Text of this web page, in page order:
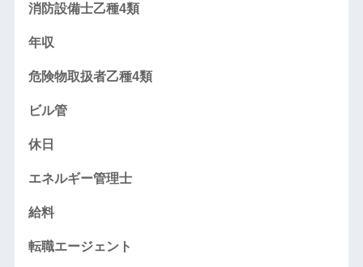
消防設備士乙種4類
年収
危険物取扱者乙種4類
ビル管
休日
エネルギー管理士
給料
転職エージェント